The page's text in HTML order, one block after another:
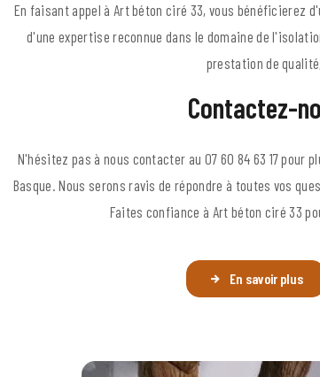
En faisant appel à Art béton ciré 33, vous bénéficierez
d'une expertise reconnue dans le domaine de
prestation de
Contactez-
N'hésitez pas à nous contacter au 07 60 84 63 17
Basque. Nous serons ravis de répondre à toutes vos
Faites confiance à Art béton ciré 33
En savoir plus